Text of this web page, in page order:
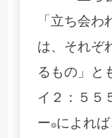
「立ち会
は、それぞ
るもの」と
イ２：５５
ー*によれ